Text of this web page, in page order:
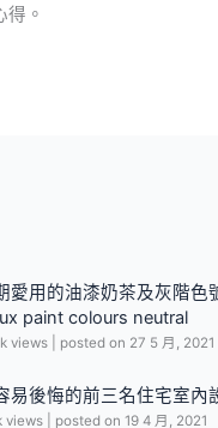
。
愛用的油漆奶茶及灰階色
paint colours neutral
views| posted on 27 5 月, 2021
易後悔的前三名住宅室內
views| posted on 19 4 月, 2021